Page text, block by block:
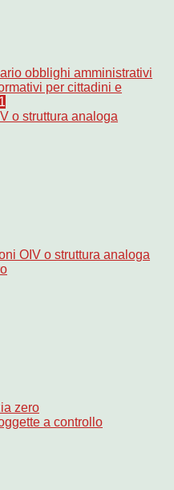
obblighi amministrativi
per cittadini e
1
o struttura analoga
OIV o struttura analoga
zero
a controllo